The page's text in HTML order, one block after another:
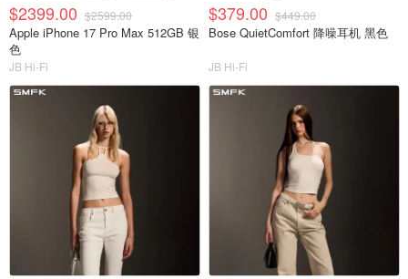
$2399.00 $2599.00
Apple iPhone 17 Pro Max 512GB 银
色
JB Hi-Fi
$379.00 $449.00
Bose QuietComfort 降噪耳机 黑色
JB Hi-Fi